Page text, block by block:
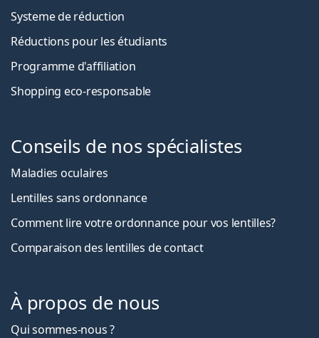
Systeme de réduction
Réductions pour les étudiants
Programme d'affiliation
Shopping eco-responsable
Conseils de nos spécialistes
Maladies oculaires
Lentilles sans ordonnance
Comment lire votre ordonnance pour vos lentilles?
Comparaison des lentilles de contact
À propos de nous
Qui sommes-nous ?